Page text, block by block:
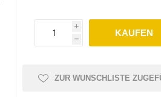
i
h
KAUFEN
ZUR WUNSCHLISTE